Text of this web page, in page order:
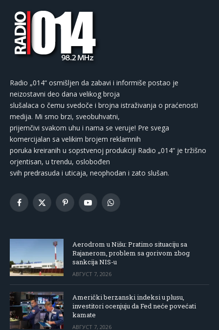
Radio „014“ osmišljen da zabavi i informiše postao je
neizostavni deo dana velikog broja
slušalaca o čemu svedoče i brojna istraživanja o praćenosti
medija. Mi smo brzi, sveobuhvatni,
prijemčivi svakom uhu i nama se veruje! Pre svega
komercijalan sa velikim brojem reklamnih
poruka kreiranih u sopstvenoj produkciji Radio „014“ je tržišno
orjentisan, u trendu, oslobođen
svih predrasuda i uticaja, neophodan i zato slušan.
Facebook
X
PinterestYouTubeWhatsApp
Aerodrom u Nišu: Pratimo situaciju sa
Rajanerom, problem sa gorivom zbog
sankcija NIS-u
АВГУСТ 7, 2026
Američki berzanski indeksi u plusu,
investitori ocenjuju da Fed neće povećati
kamate
АВГУСТ 7, 2026